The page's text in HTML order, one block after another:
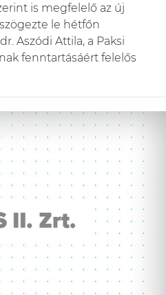
is megfelelő az új
le hétfőn
Aszódi Attila, a Paksi
fenntartásáért felelős